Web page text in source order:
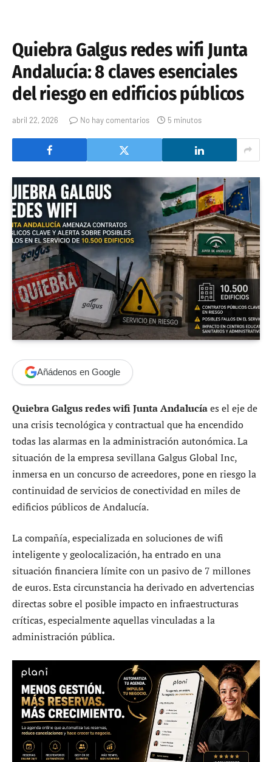
Quiebra Galgus redes wifi Junta
Andalucía: 8 claves esenciales
del riesgo en edificios públicos
abril 22, 2026 No hay comentarios 5 minutos
Añádenos en Google
Quiebra Galgus redes wifi Junta Andalucíaes el eje de
una crisis tecnológica y contractual que ha encendido
todas las alarmas en la administración autonómica. La
situación de la empresa sevillana Galgus Global Inc,
inmersa en un concurso de acreedores, pone en riesgo la
continuidad de servicios de conectividad en miles de
edificios públicos de Andalucía.
La compañía, especializada en soluciones de wifi
inteligente y geolocalización, ha entrado en una
situación financiera límite con un pasivo de 7 millones
de euros. Esta circunstancia ha derivado en advertencias
directas sobre el posible impacto en infraestructuras
críticas, especialmente aquellas vinculadas a la
administración pública.